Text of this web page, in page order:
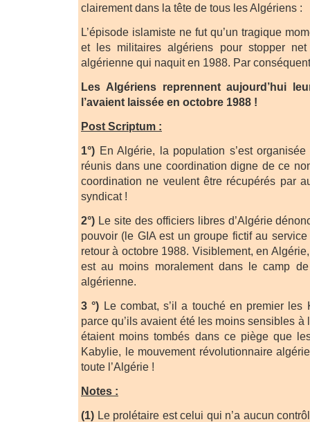
clairement dans la tête de tous les Algériens :
L’épisode islamiste ne fut qu’un tragique
et les militaires algériens pour stopper
algérienne qui naquit en 1988. Par
Les Algériens reprennent aujourd’hui
l’avaient laissée en octobre 1988 !
Post Scriptum :
1°) En Algérie, la population s’est
réunis dans une coordination digne de ce
coordination ne veulent être récupérés par
syndicat !
2°) Le site des officiers libres d’Algérie
pouvoir (le GIA est un groupe fictif au
retour à octobre 1988. Visiblement, en
est au moins moralement dans le camp
algérienne.
3 °) Le combat, s’il a touché en premier les
parce qu’ils avaient été les moins sensibles à
étaient moins tombés dans ce piège que
Kabylie, le mouvement révolutionnaire
toute l’Algérie !
Notes :
(1) Le prolétaire est celui qui n’a aucun